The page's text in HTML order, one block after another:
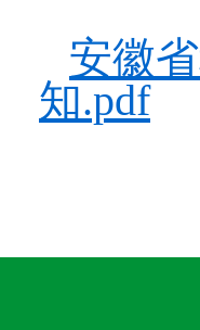
安徽
知.pdf